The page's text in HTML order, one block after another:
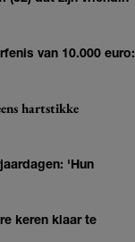
van 10.000 euro:
hartstikke
'Hun
keren klaar te